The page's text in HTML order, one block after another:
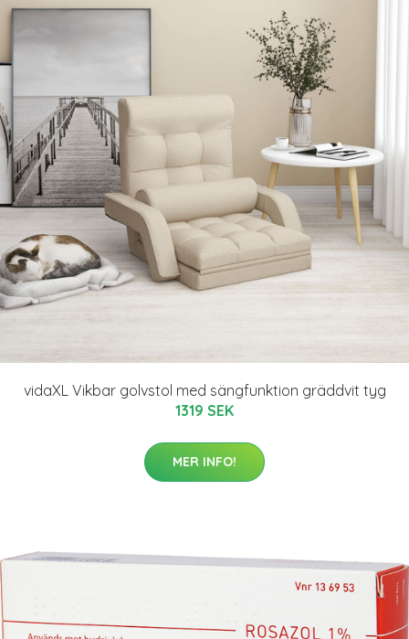
vidaXL Vikbar golvstol med sängfunktion gräddvit tyg
1319 SEK
MER INFO!